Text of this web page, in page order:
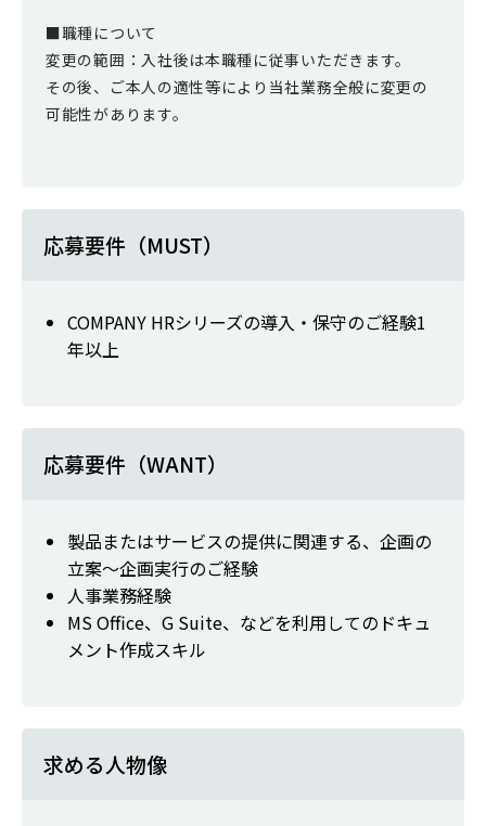
■職種について
変更の範囲：入社後は本職種に従事いただきます。
その後、ご本人の適性等により当社業務全般に変更の
可能性があります。
応募要件（MUST）
COMPANY HRシリーズの導入・保守のご経験1
年以上
応募要件（WANT）
製品またはサービスの提供に関連する、企画の
立案～企画実行のご経験
人事業務経験
MS Office、G Suite、などを利用してのドキュ
メント作成スキル
求める人物像